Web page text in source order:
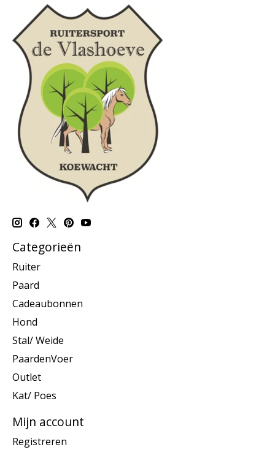
Categorieën
Ruiter
Paard
Cadeaubonnen
Hond
Stal/ Weide
PaardenVoer
Outlet
Kat/ Poes
Mijn account
Registreren